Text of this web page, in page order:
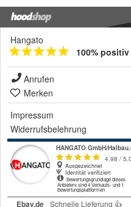
Hangato
100% positiv
Anrufen
Merken
Impressum
Widerrufsbelehrung